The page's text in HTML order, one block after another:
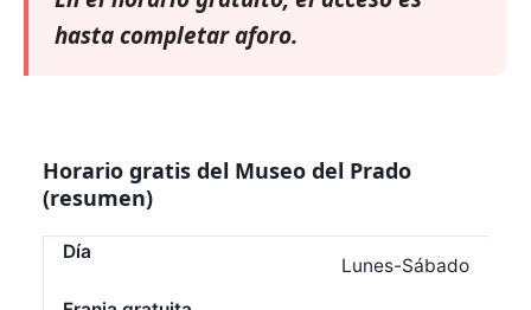
hasta completar aforo.
Horario gratis del Museo del Prado
(resumen)
Lunes-Sábado